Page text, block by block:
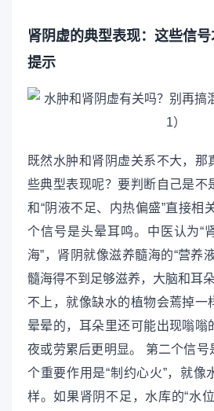
肾阴虚的典型表现：这些信
提示
既然水肿和肾阴虚关系不大，那
些典型表现呢？要判断自己是不
和“阴液不足、内热偏盛”直接相
个信号是头晕耳鸣。中医认为“
海”，肾阴就像滋养髓海的“营养
髓海得不到足够滋养，大脑和耳
不上，就像缺水的植物会蔫掉一
晕晕的，耳朵里还可能出现嗡嗡
夜或劳累后更明显。 第二个信号
个重要作用是“制约心火”，就像
样。如果肾阴不足，水库的“水